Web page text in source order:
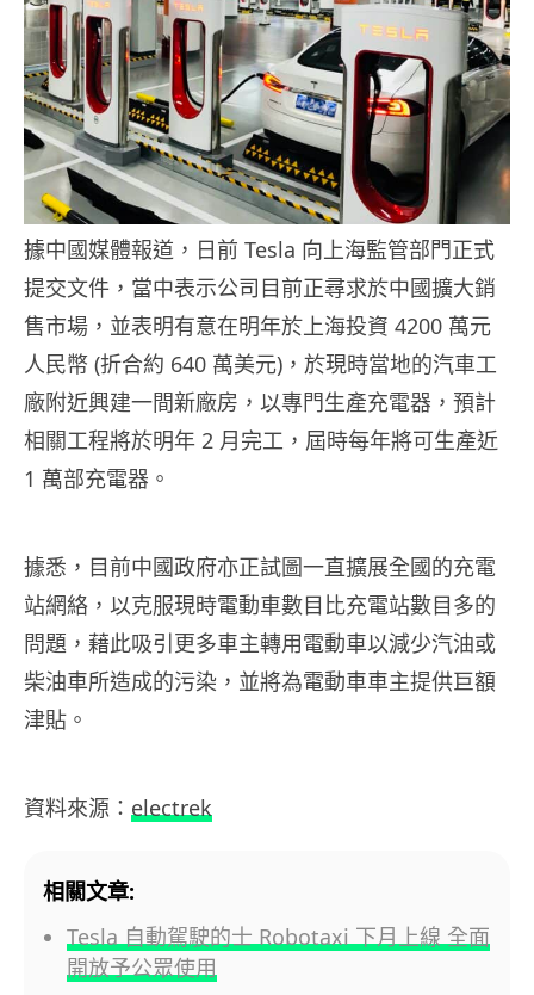
據中國媒體報道，日前 Tesla 向上海監管部門正式
提交文件，當中表示公司目前正尋求於中國擴大銷
售市場，並表明有意在明年於上海投資 4200 萬元
人民幣 (折合約 640 萬美元)，於現時當地的汽車工
廠附近興建一間新廠房，以專門生產充電器，預計
相關工程將於明年 2 月完工，屆時每年將可生產近
1 萬部充電器。
據悉，目前中國政府亦正試圖一直擴展全國的充電
站網絡，以克服現時電動車數目比充電站數目多的
問題，藉此吸引更多車主轉用電動車以減少汽油或
柴油車所造成的污染，並將為電動車車主提供巨額
津貼。
資料來源： electrek
相關文章:
Tesla 自動駕駛的士 Robotaxi 下月上線 全面
開放予公眾使用